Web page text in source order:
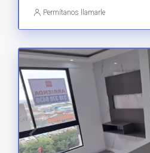
Permítanos llamarle